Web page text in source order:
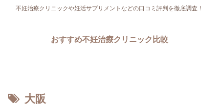
不妊治療クリニックや妊活サプリメントなどの口コミ評判を徹底調査！
おすすめ不妊治療クリニック比較
大阪